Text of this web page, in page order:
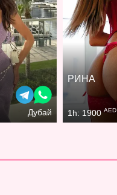
Дубай
РИНА
1h: 1900AED